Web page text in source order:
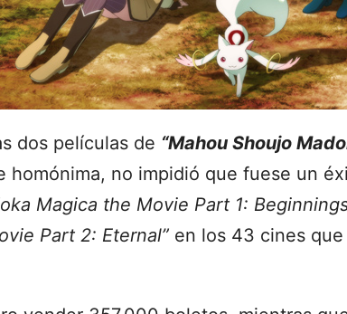
dos películas de “Mahou Shoujo
homónima, no impidió que fuese un
Magica the Movie Part 1:
Part 2: Eternal” en los 43 cines